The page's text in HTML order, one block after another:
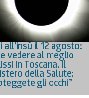
all’insù il 12 agosto:
vedere al meglio
in Toscana. Il
della Salute:
gli occhi”